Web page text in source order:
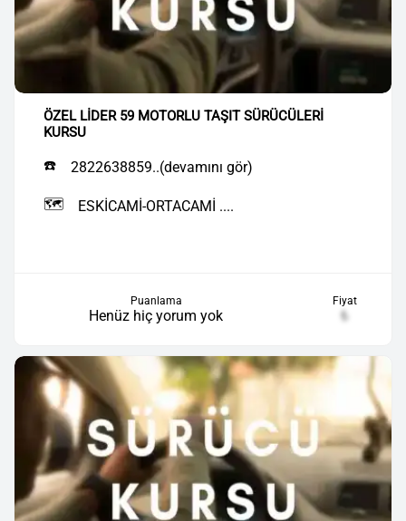
ÖZEL LİDER 59 MOTORLU TAŞIT SÜRÜCÜLERİ
KURSU
☎️ 2822638859..(devamını gör)
🗺️ ESKİCAMİ-ORTACAMİ ....
Puanlama
Henüz hiç yorum yok
Fiyat
₺